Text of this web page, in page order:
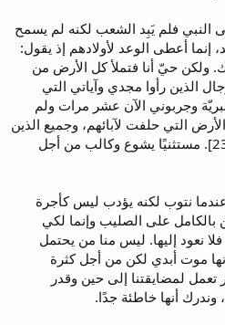
فلم يَبِد الشعب لكنه لم يسمح
أعطى الوعد لأولادهم إذ يقول:
حيّ أنا فتملأ كل الأرض من
الذين رأوا مجدي وآياتي التي
وجربوني الآن عشر مرات ولم
التي حلفت لآبائهم، وجميع الذين
أهانوني لا يرونها" [20-23]. مستثنيًا يشوع وكالب من أجل
نتوب لكنه يؤدب ليس كأجرة
بالكامل على الصليب وإنما لكي
نعود إليها. ليس منا من يحتمل
موت أبدي لكن من أجل كثرة
تعمل لمضايقتنا إلى حين وقدر
وندرك أنها خاطئة جدًا.